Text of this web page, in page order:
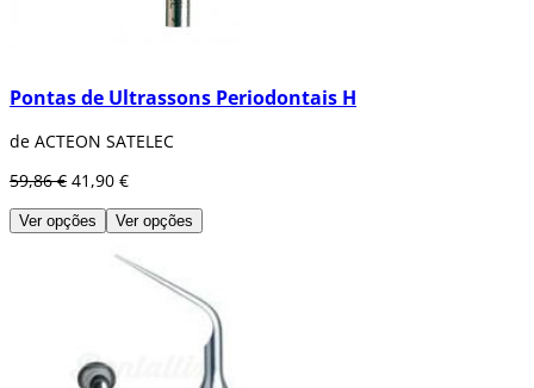
Pontas de Ultrassons Periodontais H
de ACTEON SATELEC
59,86 € 41,90 €
Ver opções Ver opções